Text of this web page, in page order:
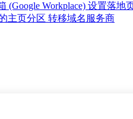
(Google Workplace) 设置落地
主页分区 转移域名服务商